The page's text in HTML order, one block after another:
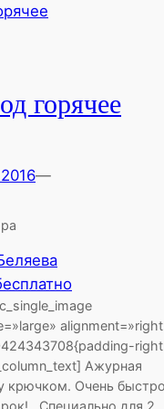
горячее
—
Ажурная
крючком. Очень быстро